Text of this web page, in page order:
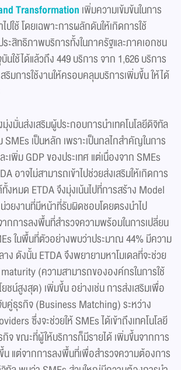
Transformation เพิ่มความเข้มข้นในการ
ปใช้ โดยเฉพาะการผลักดันให้เกิดการใช้
ะสิทธิภาพบริการทั้งในภาครัฐและภาคเอกชน
นใช้ได้แล้วถึง 449 บริการ จาก 1,626 บริการ
ริมการใช้งานให้ครอบคลุมบริการเพิ่มขึ้น ให้ได้
งมั่นส่งเสริมผู้ประกอบการนำเทคโนโลยีดิจิทัล
SMEs เป็นหลัก เพราะเป็นกลไกสำคัญในการ
เพิ่ม GDP ของประเทศ แต่เนื่องจาก SMEs
อาจไม่สามารถเข้าไปช่วยส่งเสริมให้เกิดการ
งหมด ETDA จึงมุ่งเน้นไปที่การสร้าง Model
ยงานที่มีหน้าที่รับผิดชอบโดยตรงนำไป
การลงพื้นที่สำรวจความพร้อมในการเปลี่ยน
ในพื้นที่ตัวอย่างพบว่าประมาณ 44% มีความ
ง ดังนั้น ETDA จึงพยายามหาโมเดลที่จะช่วย
(ความสามารถขององค์กรในการใช้
ยชน์สูงสุด) เพิ่มขึ้น อย่างเช่น การส่งเสริมเพื่อ
คู่ธุรกิจ (Business Matching) ระหว่าง
ซึ่งจะช่วยให้ SMEs ได้เข้าถึงเทคโนโลยี
กิจ ขณะที่ผู้ให้บริการก็มีรายได้ เพิ่มขึ้นจากการ
แต่จากการลงพื้นที่เพื่อสำรวจความต้องการ